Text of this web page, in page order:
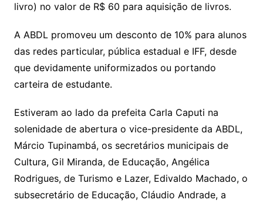
livro) no valor de R$ 60 para aquisição de livros.
A ABDL promoveu um desconto de 10% para alunos
das redes particular, pública estadual e IFF, desde
que devidamente uniformizados ou portando
carteira de estudante.
Estiveram ao lado da prefeita Carla Caputi na
solenidade de abertura o vice-presidente da ABDL,
Márcio Tupinambá, os secretários municipais de
Cultura, Gil Miranda, de Educação, Angélica
Rodrigues, de Turismo e Lazer, Edivaldo Machado, o
subsecretário de Educação, Cláudio Andrade, a